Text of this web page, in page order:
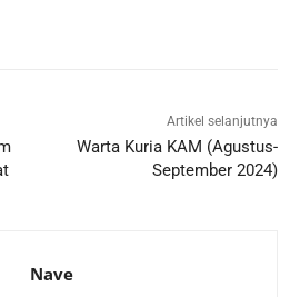
September 2024)